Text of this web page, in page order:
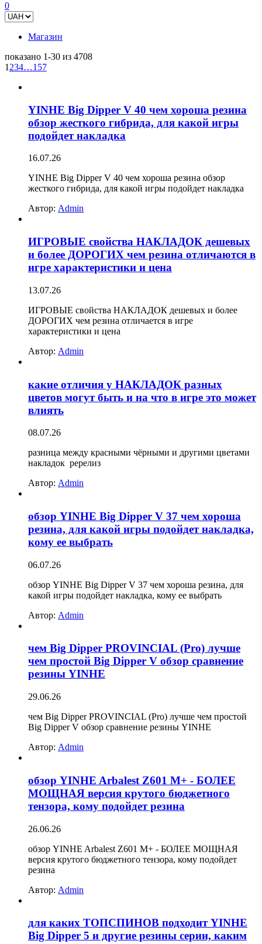
0
Магазин
показано 1-30 из 4708
1 234…157
YINHE Big Dipper V 40 чем хороша резина
обзор жесткого гибрида, для какой игры
подойдет накладка
16.07.26
YINHE Big Dipper V 40 чем хороша резина обзор
жесткого гибрида, для какой игры подойдет накладка
Автор: Admin
ИГРОВЫЕ свойства НАКЛАДОК дешевых
и более ДОРОГИХ чем резина отличаются в
игре характеристики и цена
13.07.26
ИГРОВЫЕ свойства НАКЛАДОК дешевых и более
ДОРОГИХ чем резина отличается в игре
характеристики и цена
Автор: Admin
какие отличия у НАКЛАДОК разных
цветов могут быть и на что в игре это может
влиять
08.07.26
разница между красными чёрными и другими цветами
накладок ререлиз
Автор: Admin
обзор YINHE Big Dipper V 37 чем хороша
резина, для какой игры подойдет накладка,
кому ее выбрать
06.07.26
обзор YINHE Big Dipper V 37 чем хороша резина, для
какой игры подойдет накладка, кому ее выбрать
Автор: Admin
чем Big Dipper PROVINCIAL (Pro) лучше
чем простой Big Dipper V обзор сравнение
резины YINHE
29.06.26
чем Big Dipper PROVINCIAL (Pro) лучше чем простой
Big Dipper V обзор сравнение резины YINHE
Автор: Admin
обзор YINHE Arbalest Z601 M+ - БОЛЕЕ
МОЩНАЯ версия крутого бюджетного
тензора, кому подойдет резина
26.06.26
обзор YINHE Arbalest Z601 M+ - БОЛЕЕ МОЩНАЯ
версия крутого бюджетного тензора, кому подойдет
резина
Автор: Admin
для каких ТОПСПИНОВ подходит YINHE
Big Dipper 5 и другие резины серии, каким